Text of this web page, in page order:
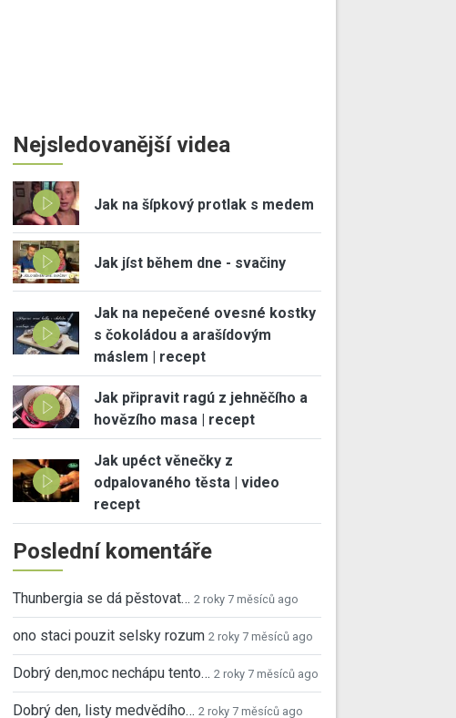
Nejsledovanější videa
Jak na šípkový protlak s medem
Jak jíst během dne - svačiny
Jak na nepečené ovesné kostky
s čokoládou a arašídovým
máslem | recept
Jak připravit ragú z jehněčího a
hovězího masa | recept
Jak upéct věnečky z
odpalovaného těsta | video
recept
Poslední komentáře
Thunbergia se dá pěstovat… 2 roky 7 měsíců ago
ono staci pouzit selsky rozum 2 roky 7 měsíců ago
Dobrý den,moc nechápu tento… 2 roky 7 měsíců ago
Dobrý den, listy medvědího… 2 roky 7 měsíců ago